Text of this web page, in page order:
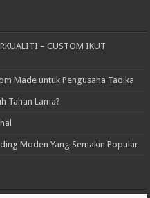
– CUSTOM IKUT
Made untuk Pengusaha Tadika
Tahan Lama?
Moden Yang Semakin Popular